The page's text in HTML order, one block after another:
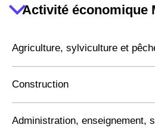
Activité économique
Agriculture, sylviculture et
Construction
Administration, enseignement,